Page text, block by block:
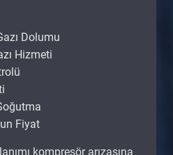
Dolumu
Hizmeti
Fiyat
kompresör arızasına